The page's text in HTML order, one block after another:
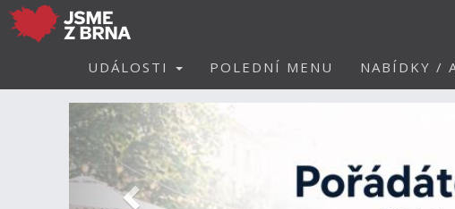
UDÁLOSTI POLEDNÍ MENU NABÍDKY /
Předchozí